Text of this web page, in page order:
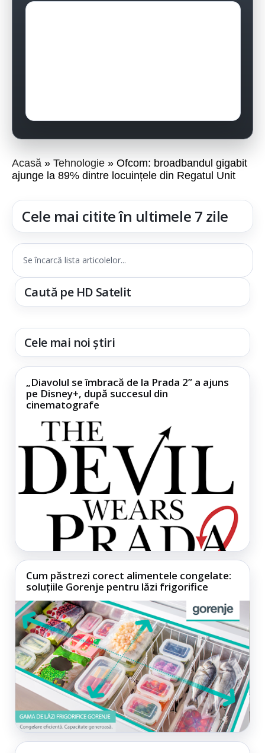
Acasă Tehnologie
Ofcom: broadbandul gigabit
ajunge la 89% dintre locuințele din Regatul Unit
Cele mai citite în ultimele 7 zile
Se încarcă lista articolelor...
Caută pe HD Satelit
Cele mai noi știri
„Diavolul se îmbracă de la Prada 2” a ajuns
pe Disney+, după succesul din
cinematografe
Cum păstrezi corect alimentele congelate:
soluțiile Gorenje pentru lăzi frigorifice